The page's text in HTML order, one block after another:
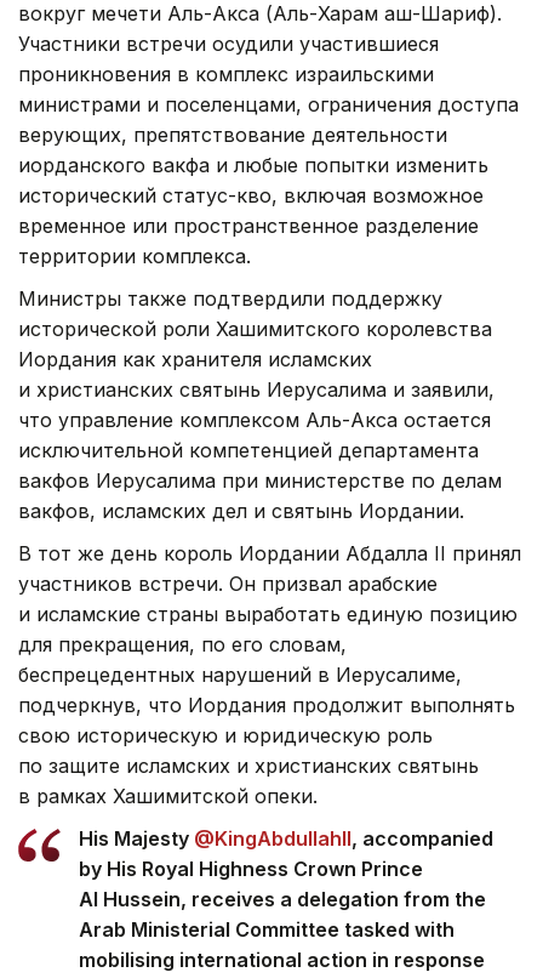
вокруг мечети Аль-Акса (Аль-Харам аш-Шариф).
Участники встречи осудили участившиеся
проникновения в комплекс израильскими
министрами и поселенцами, ограничения доступа
верующих, препятствование деятельности
иорданского вакфа и любые попытки изменить
исторический статус-кво, включая возможное
временное или пространственное разделение
территории комплекса.
Министры также подтвердили поддержку
исторической роли Хашимитского королевства
Иордания как хранителя исламских
и христианских святынь Иерусалима и заявили,
что управление комплексом Аль-Акса остается
исключительной компетенцией департамента
вакфов Иерусалима при министерстве по делам
вакфов, исламских дел и святынь Иордании.
В тот же день король Иордании Абдалла II принял
участников встречи. Он призвал арабские
и исламские страны выработать единую позицию
для прекращения, по его словам,
беспрецедентных нарушений в Иерусалиме,
подчеркнув, что Иордания продолжит выполнять
свою историческую и юридическую роль
по защите исламских и христианских святынь
в рамках Хашимитской опеки.
His Majesty @KingAbdullahII, accompanied
by His Royal Highness Crown Prince
Al Hussein, receives a delegation from the
Arab Ministerial Committee tasked with
mobilising international action in response